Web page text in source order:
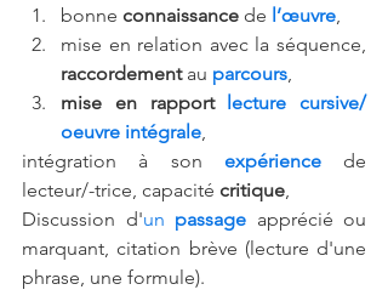
bonne connaissance de l’œuvre,
raccordement au parcours,
mise en rapport
lecture cursive/
oeuvre intégrale,
intégration à son expérience de
lecteur/-trice, capacité critique,
Discussion d'un passage apprécié ou
marquant, citation brève (lecture d'une
phrase, une formule).